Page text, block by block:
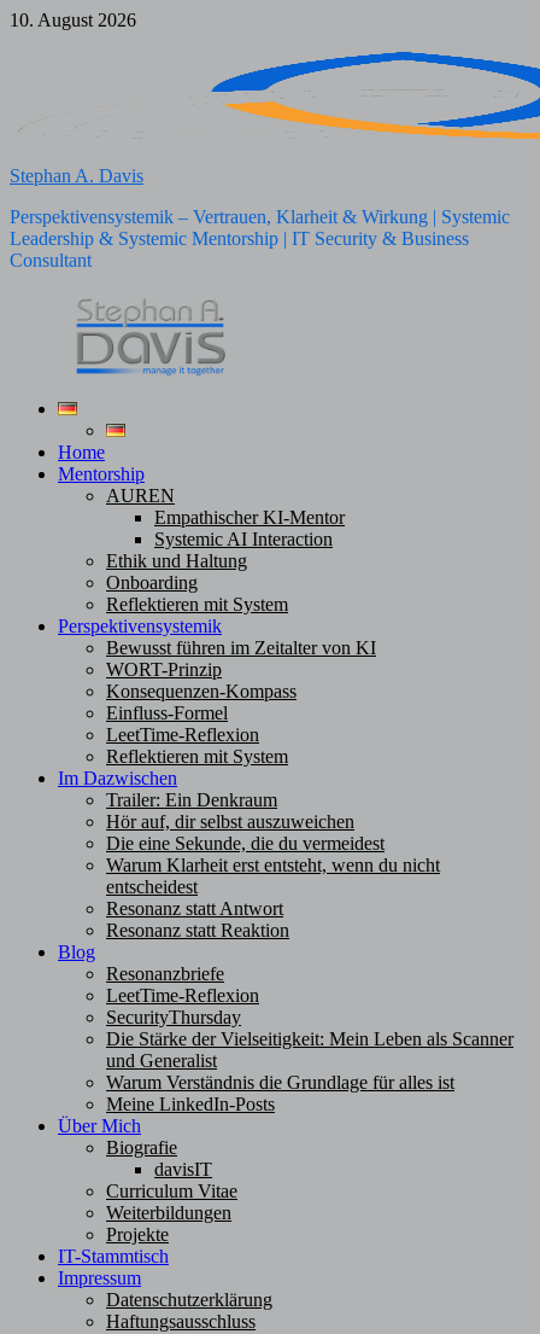
Zum
10. August 2026
Stephan A. Davis
Perspektivensystemik – Vertrauen, Klarheit & Wirkung | Systemic
Leadership & Systemic Mentorship | IT Security & Business
Consultant
Home
Mentorship
AUREN
Empathischer KI-Mentor
Systemic AI Interaction
Ethik und Haltung
Onboarding
Reflektieren mit System
Perspektivensystemik
Bewusst führen im Zeitalter von KI
WORT-Prinzip
Konsequenzen-Kompass
Einfluss-Formel
LeetTime-Reflexion
Reflektieren mit System
Im Dazwischen
Trailer: Ein Denkraum
Hör auf, dir selbst auszuweichen
Die eine Sekunde, die du vermeidest
Warum Klarheit erst entsteht, wenn du nicht
entscheidest
Resonanz statt Antwort
Resonanz statt Reaktion
Blog
Resonanzbriefe
LeetTime-Reflexion
SecurityThursday
Die Stärke der Vielseitigkeit: Mein Leben als Scanner
und Generalist
Warum Verständnis die Grundlage für alles ist
Meine LinkedIn-Posts
Über Mich
Biografie
davisIT
Curriculum Vitae
Weiterbildungen
Projekte
IT-Stammtisch
Impressum
Datenschutzerklärung
Haftungsausschluss